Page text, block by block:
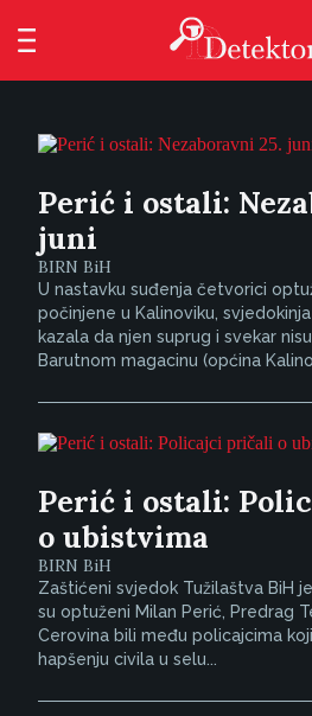
Perić i ostali:
juni
BIRN BiH
U nastavku suđenja četvorici
počinjene u Kalinoviku,
kazala da njen suprug i svekar
Barutnom magacinu (općina
Perić i ostali:
o ubistvima
BIRN BiH
Zaštićeni svjedok Tužilaštva BiH
su optuženi Milan Perić, Predrag
Cerovina bili među policajcima
hapšenju civila u selu...